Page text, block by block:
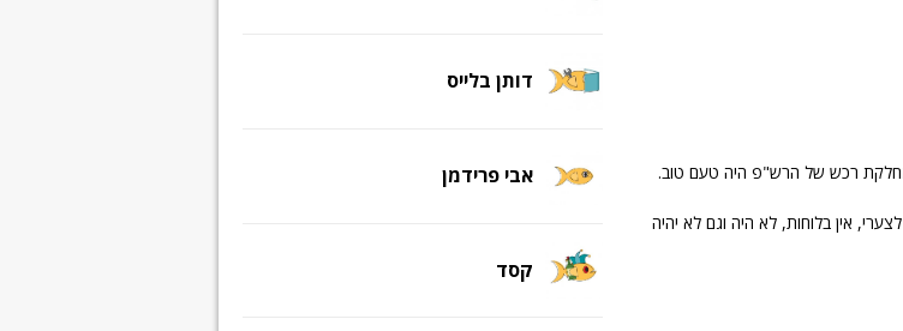
לצערי, אין בלוחות, לא היה וגם לא יהיה
דותן בלייס
אבי פרידמן
קסד